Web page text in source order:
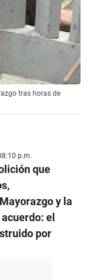
tras horas de
p.m.
que
y la
el
por